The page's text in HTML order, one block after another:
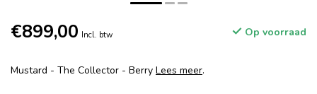
€899,00 Incl. btw Op voorraad
Mustard - The Collector - Berry Lees meer.